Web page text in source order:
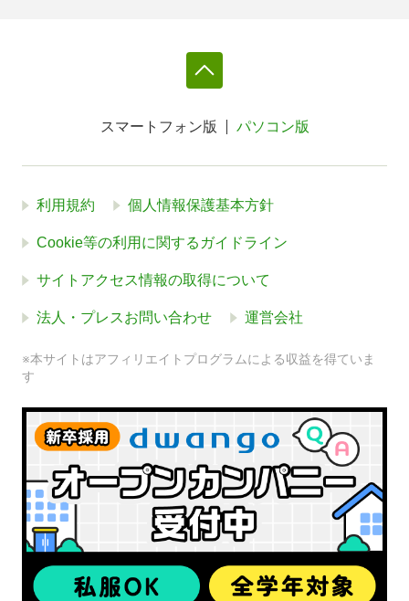
スマートフォン版 パソコン版
利用規約 個人情報保護基本方針
Cookie等の利用に関するガイドライン
サイトアクセス情報の取得について
法人・プレスお問い合わせ 運営会社
※本サイトはアフィリエイトプログラムによる収益を得ていま
す